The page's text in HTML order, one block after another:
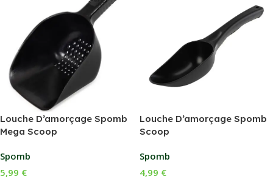
Louche D’amorçage Spomb
Mega Scoop
Spomb
5,99 €
Louche D’amorçage Spomb
Scoop
Spomb
4,99 €